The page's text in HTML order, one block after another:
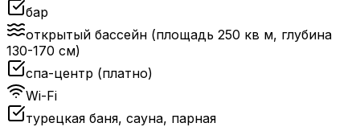
бар
открытый бассейн (площадь 250 кв м, глубина
130-170 см)
спа-центр (платно)
Wi-Fi
турецкая баня, сауна, парная